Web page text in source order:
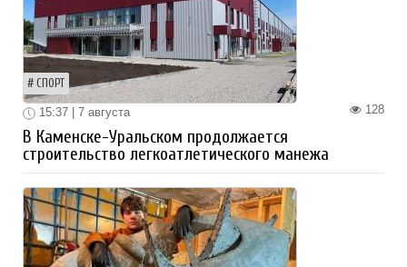
СПОРТ
128
15:37 | 7 августа
В Каменске-Уральском продолжается
строительство легкоатлетического манежа